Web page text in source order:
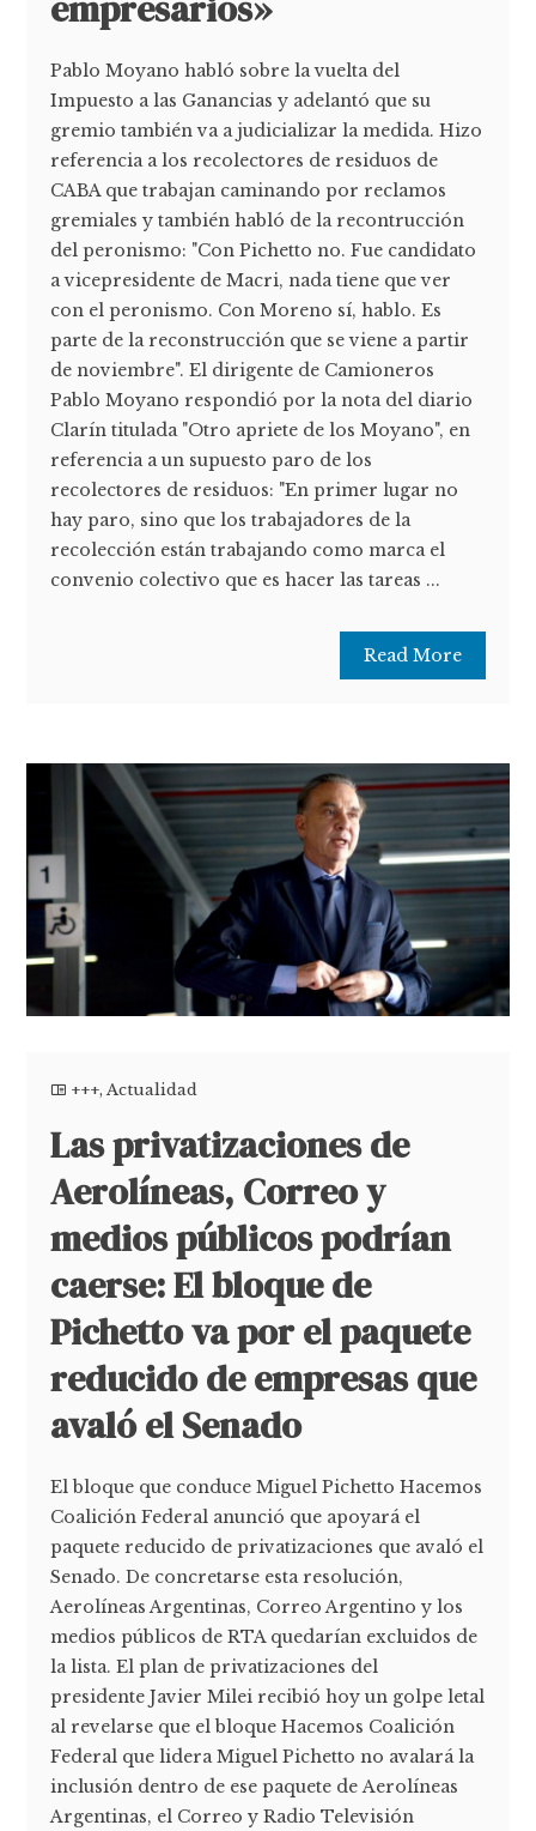
Pablo Moyano habló sobre la vuelta del
Impuesto a las Ganancias y adelantó que su
gremio también va a judicializar la medida. Hizo
referencia a los recolectores de residuos de
CABA que trabajan caminando por reclamos
gremiales y también habló de la recontrucción
del peronismo: "Con Pichetto no. Fue candidato
a vicepresidente de Macri, nada tiene que ver
con el peronismo. Con Moreno sí, hablo. Es
parte de la reconstrucción que se viene a partir
de noviembre". El dirigente de Camioneros
Pablo Moyano respondió por la nota del diario
Clarín titulada "Otro apriete de los Moyano", en
referencia a un supuesto paro de los
recolectores de residuos: "En primer lugar no
hay paro, sino que los trabajadores de la
recolección están trabajando como marca el
convenio colectivo que es hacer las tareas ...
Read More
+++,Actualidad
Las privatizaciones de
Aerolíneas, Correo y
medios públicos podrían
caerse: El bloque de
Pichetto va por el paquete
reducido de empresas que
avaló el Senado
El bloque que conduce Miguel Pichetto Hacemos
Coalición Federal anunció que apoyará el
paquete reducido de privatizaciones que avaló el
Senado. De concretarse esta resolución,
Aerolíneas Argentinas, Correo Argentino y los
medios públicos de RTA quedarían excluidos de
la lista. El plan de privatizaciones del
presidente Javier Milei recibió hoy un golpe letal
al revelarse que el bloque Hacemos Coalición
Federal que lidera Miguel Pichetto no avalará la
inclusión dentro de ese paquete de Aerolíneas
Argentinas, el Correo y Radio Televisión